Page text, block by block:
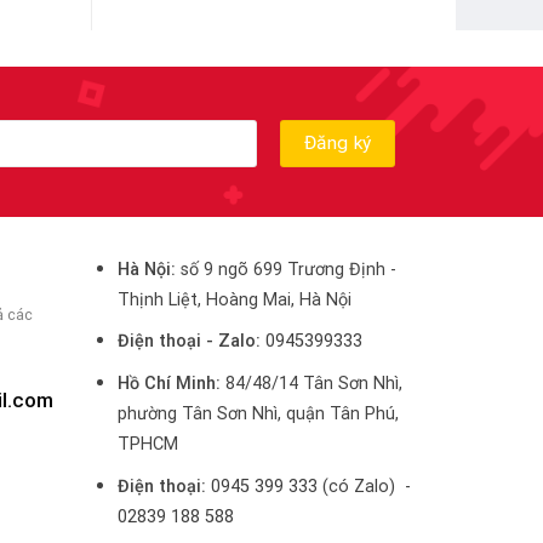
các
Hà Nội:số 9 ngõ 699 Trương Định -
Thịnh Liệt, Hoàng Mai, Hà Nội
Điện thoại - Zalo: 0945399333
Hồ Chí Minh: 84/48/14 Tân Sơn Nhì,
phường Tân Sơn Nhì, quận Tân Phú,
TPHCM
Điện thoại: 0945 399 333 (có Zalo) -
02839 188 588